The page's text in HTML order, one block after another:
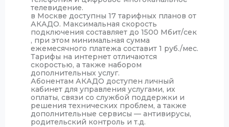
телевидение.
в Москве доступны 17 тарифных планов от
АКАДО. Максимальная скорость
подключения составляет до 1500 Мбит/сек
, при этом минимальная сумма
ежемесячного платежа составит 1 руб./мес.
Тарифы на интернет отличаются
скоростью, а также набором
дополнительных услуг.
Абонентам АКАДО доступен личный
кабинет для управления услугами, их
оплаты, связи со службой поддержки и
решения технических проблем, а также
дополнительные сервисы — антивирусы,
родительский контроль и т.д.